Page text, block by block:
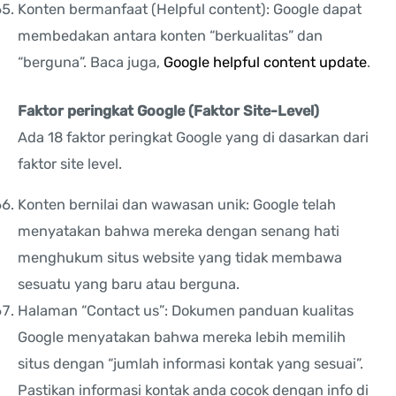
Konten bermanfaat (Helpful content): Google dapat
membedakan antara konten “berkualitas” dan
“berguna”. Baca juga, Google helpful content update.
Faktor peringkat Google (Faktor Site-Level)
Ada 18 faktor peringkat Google yang di dasarkan dari
faktor site level.
Konten bernilai dan wawasan unik: Google telah
menyatakan bahwa mereka dengan senang hati
menghukum situs website yang tidak membawa
sesuatu yang baru atau berguna.
Halaman “Contact us”: Dokumen panduan kualitas
Google menyatakan bahwa mereka lebih memilih
situs dengan “jumlah informasi kontak yang sesuai”.
Pastikan informasi kontak anda cocok dengan info di